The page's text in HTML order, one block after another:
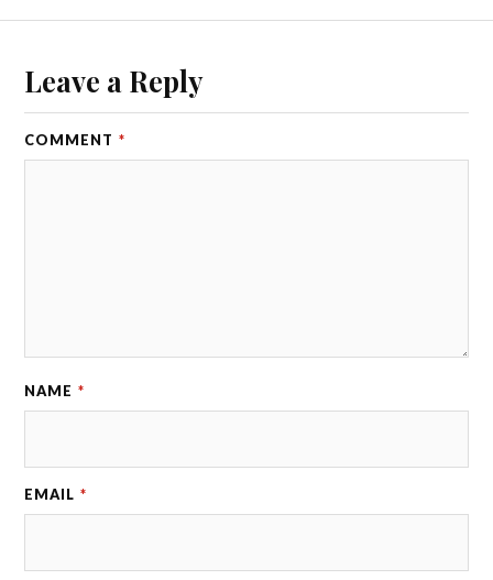
Leave a Reply
COMMENT *
NAME *
EMAIL *